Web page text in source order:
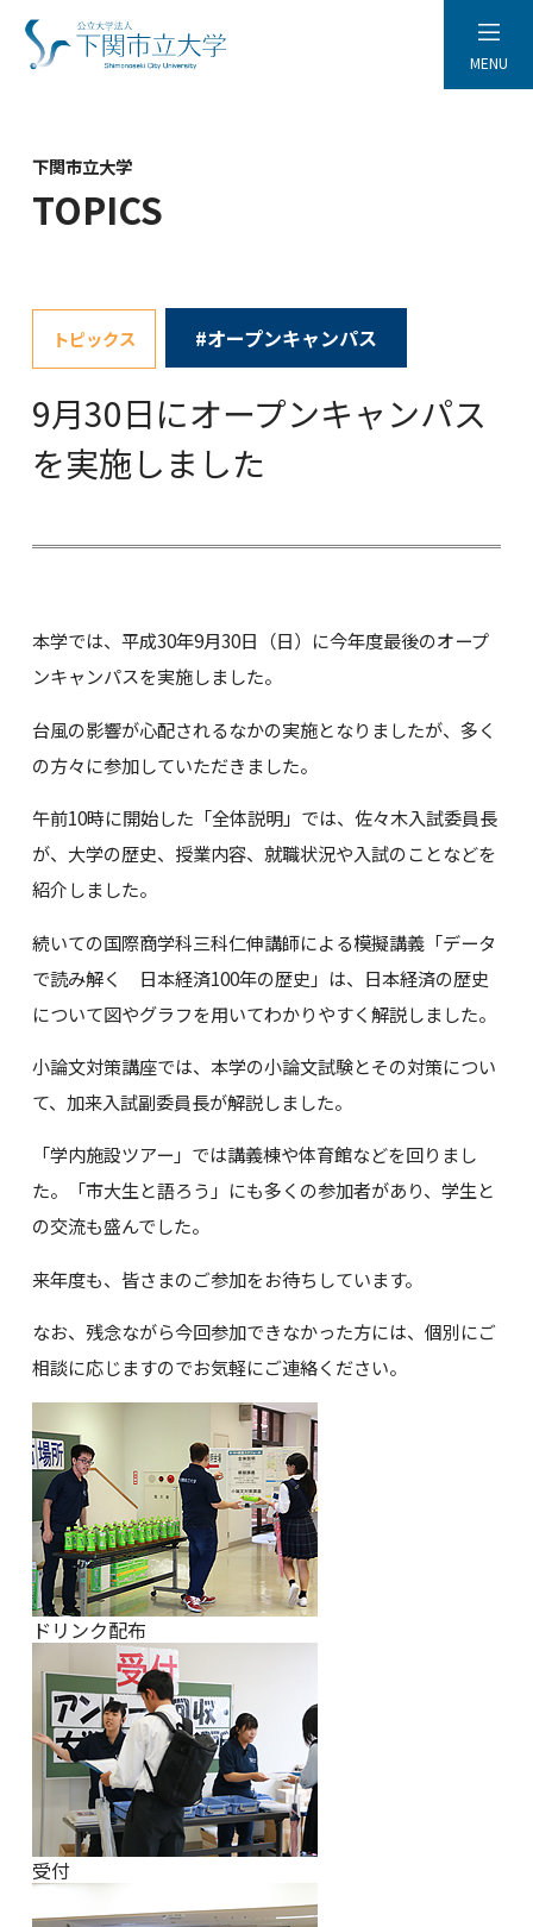
MENU
下関市立大学
TOPICS
トピックス #オープンキャンパス
9月30日にオープンキャンパス
を実施しました
本学では、平成30年9月30日（日）に今年度最後のオープ
ンキャンパスを実施しました。
台風の影響が心配されるなかの実施となりましたが、多く
の方々に参加していただきました。
午前10時に開始した「全体説明」では、佐々木入試委員長
が、大学の歴史、授業内容、就職状況や入試のことなどを
紹介しました。
続いての国際商学科三科仁伸講師による模擬講義「データ
で読み解く 日本経済100年の歴史」は、日本経済の歴史
について図やグラフを用いてわかりやすく解説しました。
小論文対策講座では、本学の小論文試験とその対策につい
て、加来入試副委員長が解説しました。
「学内施設ツアー」では講義棟や体育館などを回りまし
た。「市大生と語ろう」にも多くの参加者があり、学生と
の交流も盛んでした。
来年度も、皆さまのご参加をお待ちしています。
なお、残念ながら今回参加できなかった方には、個別にご
相談に応じますのでお気軽にご連絡ください。
ドリンク配布
受付